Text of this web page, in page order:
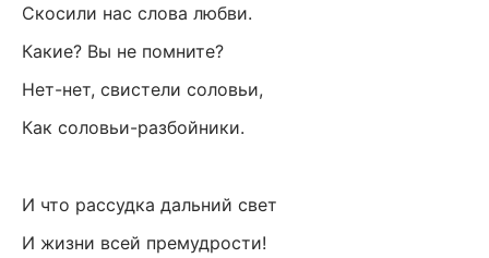
Скосили нас слова любви.
Какие? Вы не помните?
Нет-нет, свистели соловьи,
Как соловьи-разбойники.
И что рассудка дальний свет
И жизни всей премудрости!